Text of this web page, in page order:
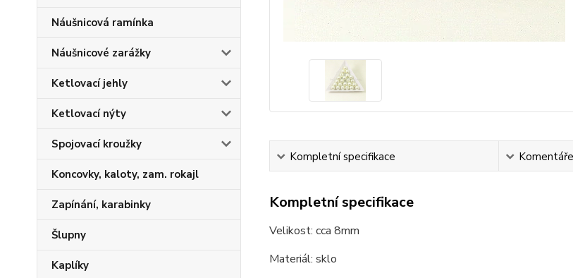
Náušnicová ramínka
Náušnicové zarážky
Ketlovací jehly
Ketlovací nýty
Spojovací kroužky
Koncovky, kaloty, zam. rokajl
Zapínání, karabinky
Šlupny
Kaplíky
Kompletní specifikace Komentáře
Kompletní specifikace
Velikost: cca 8mm
Materiál: sklo